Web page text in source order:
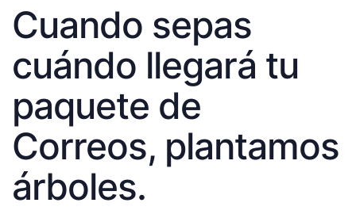
Cuando sepas
cuándo llegará tu
paquete de
Correos, plantamos
árboles.